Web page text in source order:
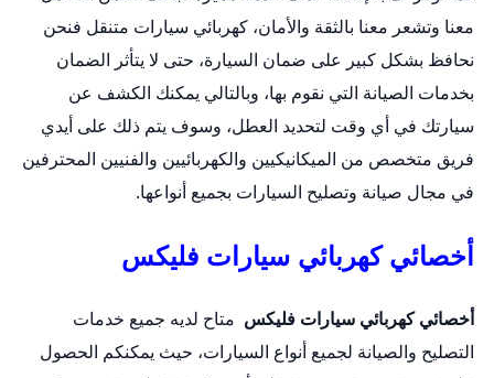
معنا وتشعر معنا بالثقة والأمان، كهربائي سيارات متنقل فنحن
نحافظ بشكل كبير على ضمان السيارة، حتى لا يتأثر الضمان
بخدمات الصيانة التي نقوم بها، وبالتالي يمكنك الكشف عن
سيارتك في أي وقت لتحديد العطل، وسوف يتم ذلك على أيدي
فريق متخصص من الميكانيكيين والكهربائيين والفنيين المحترفين
في مجال صيانة وتصليح السيارات بجميع أنواعها.
أخصائي كهربائي سيارات فليكس
أخصائي كهربائي سيارات فليكس متاح لديه جميع خدمات
التصليح والصيانة لجميع أنواع السيارات، حيث يمكنكم الحصول